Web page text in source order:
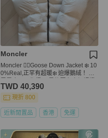
Moncler
Moncler 👍🏻Goose Down Jacket ❄️ 10
0%Real,正罕有超暖❄️ 迫爆鵝絨！ 滑
TWD 40,390
現折 800
近新閒置品 香港 免運